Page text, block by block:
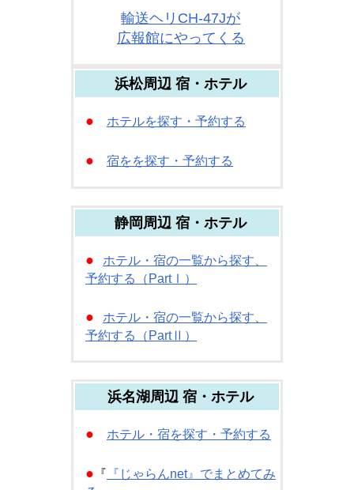
輸送ヘリCH-47Jが
広報館にやってくる
浜松周辺 宿・ホテル
● ホテルを探す・予約する
● 宿をを探す・予約する
静岡周辺 宿・ホテル
●
ホテル・宿の一覧から探す、
予約する（PartⅠ）
●
ホテル・宿の一覧から探す、
予約する（PartⅡ）
浜名湖周辺 宿・ホテル
● ホテル・宿を探す・予約する
● 『 『じゃらんnet』でまとめてみ